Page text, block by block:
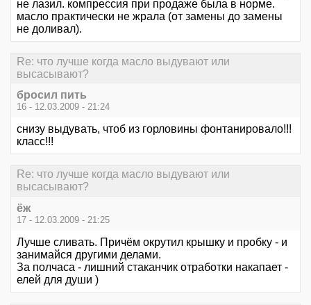
не лазил. компрессия при продаже была в норме.
масло практически не жрала (от замены до замены
не доливал).
Re: что лучше когда масло выдувают или
высасывают?
бросил пить
16 - 12.03.2009 - 21:24
снизу выдувать, чтоб из горловины фонтанировало!!!
класс!!!
Re: что лучше когда масло выдувают или
высасывают?
ёж
17 - 12.03.2009 - 21:25
Лучше сливать. Причём окрутил крышку и пробку - и
занимайся другими делами.
За полчаса - лишний стаканчик отработки накапает -
елей для души )